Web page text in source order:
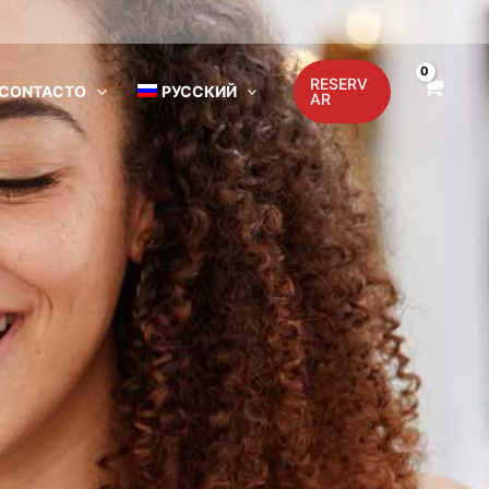
РУССКИЙ
RESERV
AR